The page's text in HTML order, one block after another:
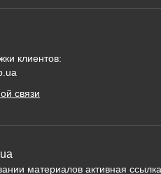
клиентов:
связи
материалов активная